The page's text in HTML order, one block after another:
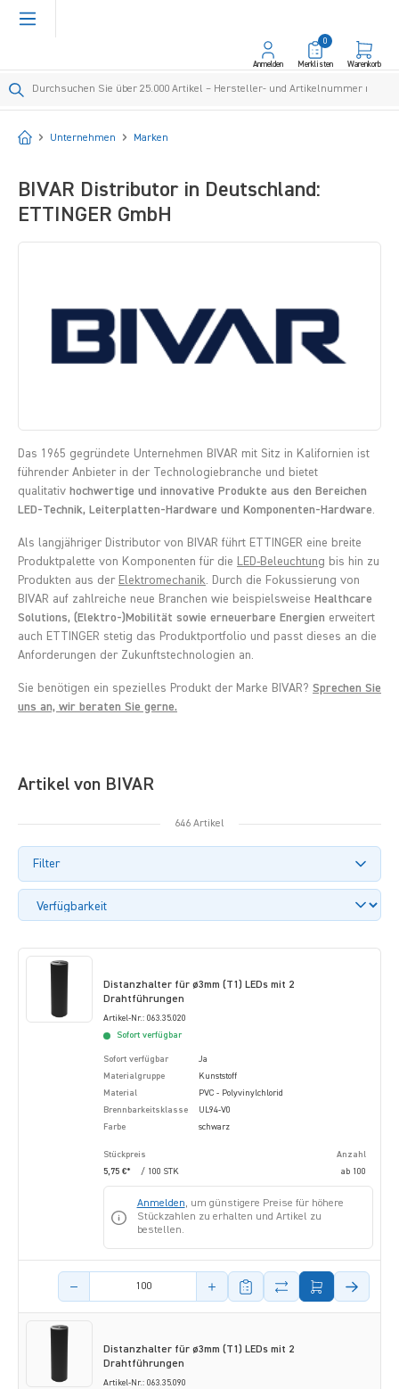
springen
Anmelden Merklisten
0
Warenkorb
Startseite
Unternehmen Marken
BIVAR Distributor in Deutschland:
ETTINGER GmbH
Das 1965 gegründete Unternehmen BIVAR mit Sitz in Kalifornien ist
führender Anbieter in der Technologiebranche und bietet
qualitativ hochwertige und innovative Produkte aus den Bereichen
LED-Technik, Leiterplatten-Hardware und Komponenten-Hardware.
Als langjähriger Distributor von BIVAR führt ETTINGER eine breite
Produktpalette von Komponenten für die LED-Beleuchtung bis hin zu
Produkten aus der Elektromechanik. Durch die Fokussierung von
BIVAR auf zahlreiche neue Branchen wie beispielsweise Healthcare
Solutions, (Elektro-)Mobilität sowie erneuerbare Energien erweitert
auch ETTINGER stetig das Produktportfolio und passt dieses an die
Anforderungen der Zukunftstechnologien an.
Sie benötigen ein spezielles Produkt der Marke BIVAR? Sprechen Sie
uns an, wir beraten Sie gerne.
Artikel von BIVAR
646 Artikel
Filter
Distanzhalter für ø3mm (T1) LEDs mit 2
Drahtführungen
Artikel-Nr.: 063.35.020
Sofort verfügbar
Sofort verfügbar
Ja
Materialgruppe
Kunststoff
Material
PVC - Polyvinylchlorid
Brennbarkeitsklasse
UL94-V0
Farbe
schwarz
Stückpreis
Anzahl
5,75 €*
/ 100 STK ab 100
Anmelden, um günstigere Preise für höhere
Stückzahlen zu erhalten und Artikel zu
bestellen.
Menge des Artikels
Distanzhalter für ø3mm (T1) LEDs mit 2
Drahtführungen
Artikel-Nr.: 063.35.090